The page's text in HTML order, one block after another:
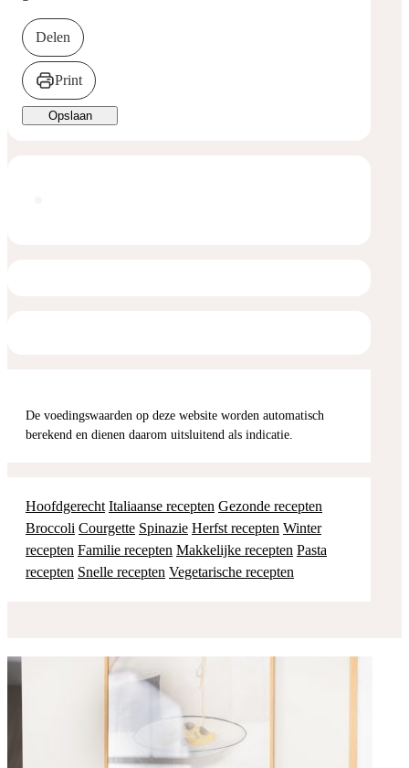
Delen
Print
Opslaan
De voedingswaarden op deze website worden automatisch
berekend en dienen daarom uitsluitend als indicatie.
Hoofdgerecht Italiaanse recepten Gezonde recepten
Broccoli Courgette Spinazie Herfst recepten Winter
recepten Familie recepten Makkelijke recepten Pasta
recepten Snelle recepten Vegetarische recepten